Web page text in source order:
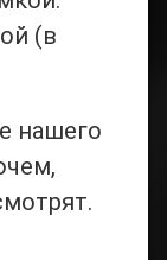
(в
нашего